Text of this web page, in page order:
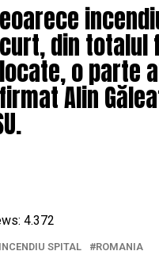
din totalul
o parte
Alin
4.372
INCENDIU SPITAL ROMANIA